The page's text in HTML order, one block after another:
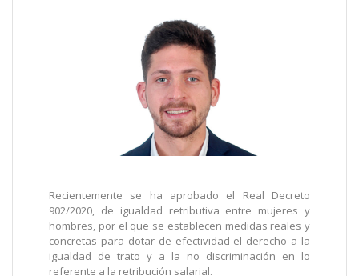
Recientemente se ha aprobado el Real Decreto
902/2020, de igualdad retributiva entre mujeres y
hombres, por el que se establecen medidas reales y
concretas para dotar de efectividad el derecho a la
igualdad de trato y a la no discriminación en lo
referente a la retribución salarial.